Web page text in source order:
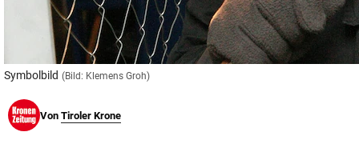
Symbolbild (Bild: Klemens Groh)
Von Tiroler Krone